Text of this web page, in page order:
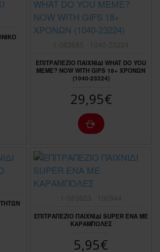
ΕΠΙΤΡΑΠΕΖΙΟ ΠΑΙΧΝΙΔΙ WHAT DO YOU
MEME? NOW WITH GIFS 18+ ΧΡΟΝΩΝ
(1040-23224)
29,95€
ΕΠΙΤΡΑΠΕΖΙΟ ΠΑΙΧΝΙΔΙ SUPER ΕΝΑ ΜΕ
ΚΑΡΑΜΠΟΛΕΣ
5,95€